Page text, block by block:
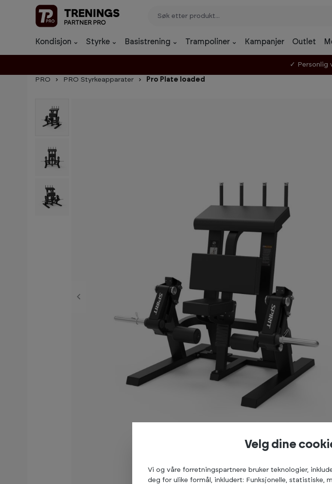
til innhold
Gå til navigasjon
Kondisjon Styrke Basistrening Trampoliner Kampanjer Outlet
✓ Personlig
PRO PRO Styrkeapparater Pro Plate loaded
Velg dine
Vi og våre forretningspartnere bruker teknologier,
deg for ulike formål, inkludert: Funksjonelle, statistiske,